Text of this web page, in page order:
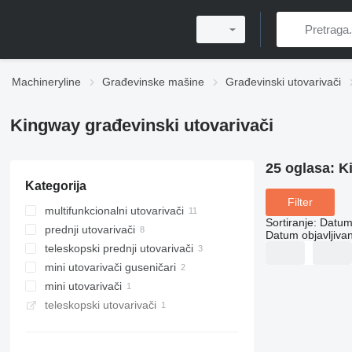
Machineryline Građevinske mašine Građevinski utovarivači
Kingway građevinski utovarivači
Kategorija
multifunkcionalni utovarivači
prednji utovarivači
teleskopski prednji utovarivači
mini utovarivači guseničari
mini utovarivači
teleskopski utovarivači
25 oglasa:
Filter
Sortiranje:
Datum